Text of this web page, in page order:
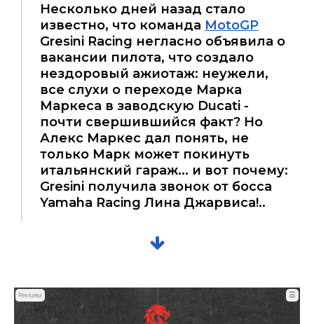
Несколько дней назад стало
известно, что команда MotoGP
Gresini Racing негласно объявила о
вакансии пилота, что создало
нездоровый ажиотаж: неужели,
все слухи о переходе Марка
Маркеса в заводскую Ducati -
почти свершившийся факт? Но
Алекс Маркес дал понять, не
только Марк может покинуть
итальянский гараж... и вот почему:
Gresini получила звонок от босса
Yamaha Racing Лина Джарвиса!..
Реклама ☰